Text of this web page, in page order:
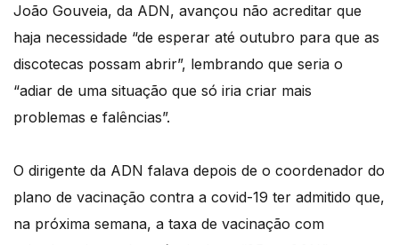
João Gouveia, da ADN, avançou não acreditar que
haja necessidade “de esperar até outubro para que as
discotecas possam abrir”, lembrando que seria o
“adiar de uma situação que só iria criar mais
problemas e falências”.
O dirigente da ADN falava depois de o coordenador do
plano de vacinação contra a covid-19 ter admitido que,
na próxima semana, a taxa de vacinação com